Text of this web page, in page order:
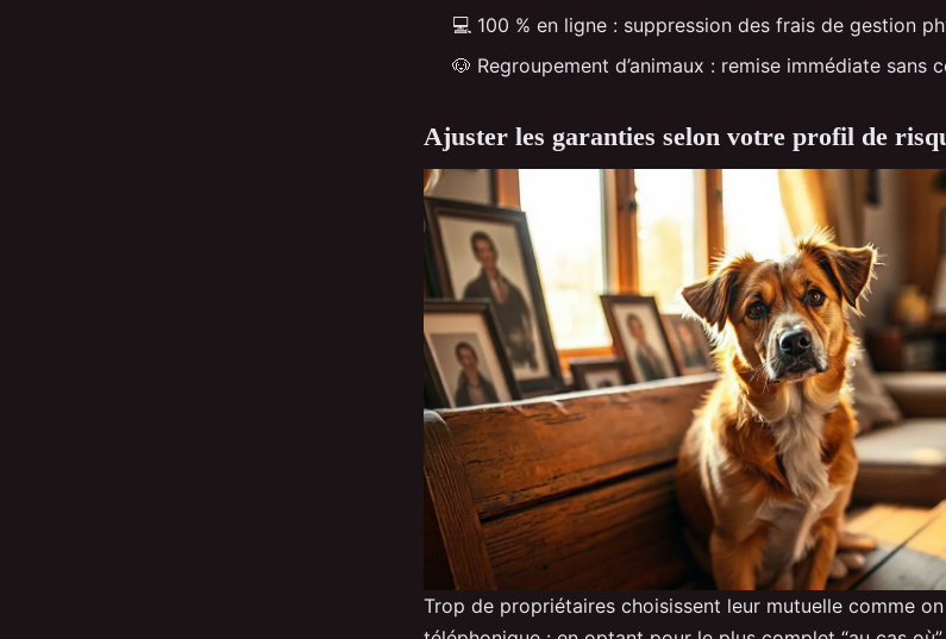
💻 100 % en ligne : suppression des frais de gestion
🐶 Regroupement d’animaux : remise immédiate sans
Ajuster les garanties selon votre profil de
Trop de propriétaires choisissent leur mutuelle comme